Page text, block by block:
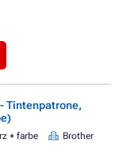
Tintenpatrone,
+ farbe Brother